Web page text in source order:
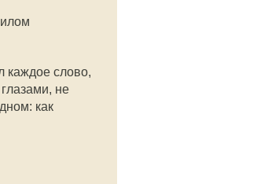
каждое слово,
не
как